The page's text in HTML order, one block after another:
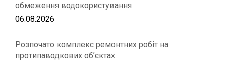
обмеження водокористування
06.08.2026
Розпочато комплекс ремонтних робіт на
протипаводкових об’єктах